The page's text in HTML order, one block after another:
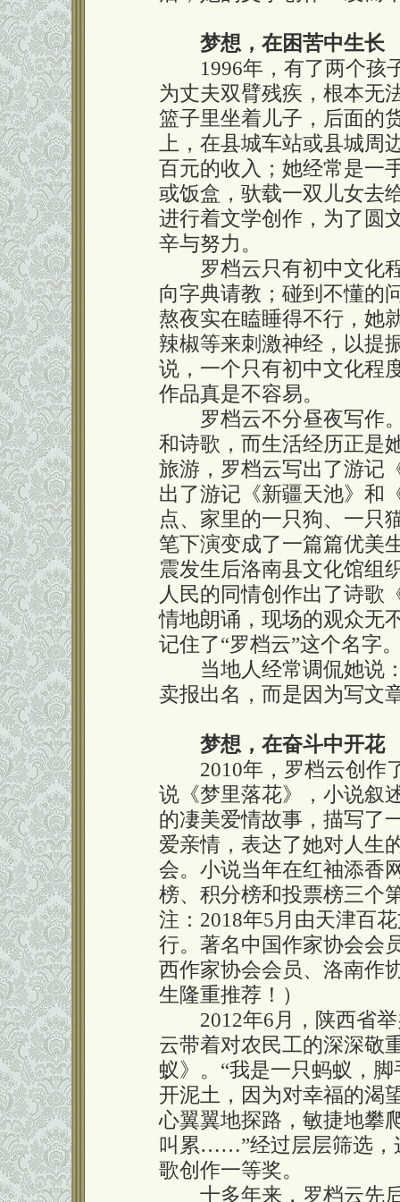
梦想，在困苦中生长
1996年，有了两个孩
为丈夫双臂残疾，根本无
篮子里坐着儿子，后面的
上，在县城车站或县城周
百元的收入；她经常是一
或饭盒，驮载一双儿女去
进行着文学创作，为了圆
辛与努力。
罗档云只有初中文化程
向字典请教；碰到不懂的
熬夜实在瞌睡得不行，她
辣椒等来刺激神经，以提
说，一个只有初中文化程
作品真是不容易。
罗档云不分昼夜写作。
和诗歌，而生活经历正是
旅游，罗档云写出了游记
出了游记《新疆天池》
点、家里的一只狗、一只
笔下演变成了一篇篇优美
震发生后洛南县文化馆组
人民的同情创作出了诗歌
情地朗诵，现场的观众无
记住了“罗档云”这个名字
当地人经常调侃她说：
卖报出名，而是因为写文
梦想，在奋斗中开花
2010年，罗档云创作
说《梦里落花》，小说叙
的凄美爱情故事，描写了
爱亲情，表达了她对人生
会。小说当年在红袖添香
榜、积分榜和投票榜三个
注：2018年5月由天津百
行。著名中国作家协会会
西作家协会会员、洛南作
生隆重推荐！）
2012年6月，陕西省举
云带着对农民工的深深敬
蚁》。“我是一只蚂蚁，
开泥土，因为对幸福的渴
心翼翼地探路，敏捷地攀
叫累……”经过层层筛选，
歌创作一等奖。
十多年来，罗档云先后